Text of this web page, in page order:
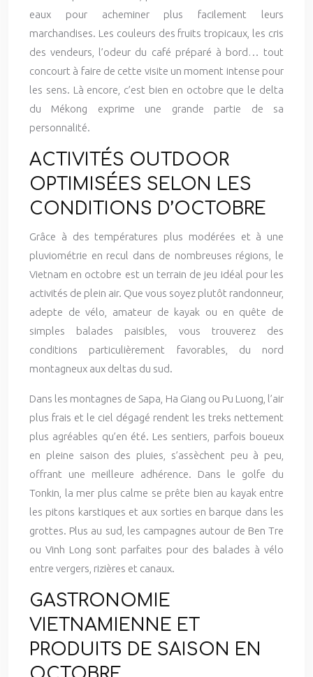
eaux pour acheminer plus facilement leurs
marchandises. Les couleurs des fruits tropicaux, les cris
des vendeurs, l’odeur du café préparé à bord… tout
concourt à faire de cette visite un moment intense pour
les sens. Là encore, c’est bien en octobre que le delta
du Mékong exprime une grande partie de sa
personnalité.
ACTIVITÉS OUTDOOR
OPTIMISÉES SELON LES
CONDITIONS D’OCTOBRE
Grâce à des températures plus modérées et à une
pluviométrie en recul dans de nombreuses régions, le
Vietnam en octobre est un terrain de jeu idéal pour les
activités de plein air. Que vous soyez plutôt randonneur,
adepte de vélo, amateur de kayak ou en quête de
simples balades paisibles, vous trouverez des
conditions particulièrement favorables, du nord
montagneux aux deltas du sud.
Dans les montagnes de Sapa, Ha Giang ou Pu Luong, l’air
plus frais et le ciel dégagé rendent les treks nettement
plus agréables qu’en été. Les sentiers, parfois boueux
en pleine saison des pluies, s’assèchent peu à peu,
offrant une meilleure adhérence. Dans le golfe du
Tonkin, la mer plus calme se prête bien au kayak entre
les pitons karstiques et aux sorties en barque dans les
grottes. Plus au sud, les campagnes autour de Ben Tre
ou Vinh Long sont parfaites pour des balades à vélo
entre vergers, rizières et canaux.
GASTRONOMIE
VIETNAMIENNE ET
PRODUITS DE SAISON EN